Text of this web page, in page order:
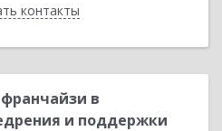
контакты
Назад
в
и поддержки